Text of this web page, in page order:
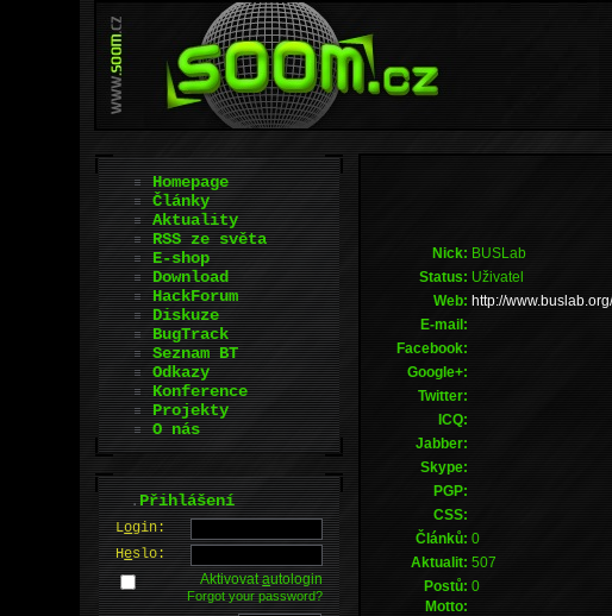
Nick: BUSLab
Status:Uživatel
Web: http://
E-mail:
Facebook:
Google+:
Twitter:
ICQ:
Jabber:
Skype:
PGP:
CSS:
Článků:0
Aktualit:507
Postů:0
Motto:
Homepage
Články
Aktuality
RSS ze světa
E-shop
Download
HackForum
Diskuze
BugTrack
Seznam BT
Odkazy
Konference
Projekty
O nás
.Přihlášení
Login:
Heslo:
Aktivovatautologin
Forgot your password?